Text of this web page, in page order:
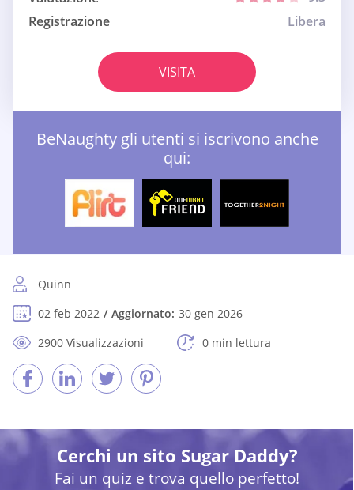
Registrazione
Libera
VISITA
BeNaughty gli utenti si iscrivono anche
qui:
Quinn
02 feb 2022
Aggiornato: 30 gen 2026
2900 Visualizzazioni
0 min lettura
Cerchi un sito Sugar Daddy?
Fai un quiz e trova quello perfetto!